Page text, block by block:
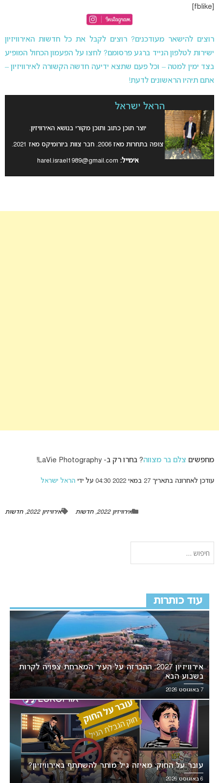
רוצים להישאר מעודכנים? רוצים לקבל את כל חדשות האירוויזיון
ישירות לטלפון הנייד ברגע פרסומם? לחצו על הפעמון הכחול המופיע
בצד ימין למטה – וכל פעם שתצא ידיעה חדשה הקשורה לאירוויזיון –
אתם תיהיו הראשונים לדעת!
הראל ישראל
יוצר תוכן כתוב ותוכן מקורי בנושא האירוויזיון.
צופה בתחרות מאז 2006. חבר צוות ביורומיקס מאז 2021.
אימייל: harel.israel1989@gmail.com
מחפשים צלם בר מצווה? בחרו רק ב- LaVie Photography!
עודכן לאחרונה בתאריך 27 במאי 2022 04:30 על ידי הראל ישראל
אירוויזיון 2022 ,חדשות אירוויזיון 2022 ,חדשות
עוד כותרות
אירוויזיון 2027: ההכרזה על העיר המארחת צפויה לקרות
בשבוע הבא
7 באוגוסט 2026
עובר על החוק: מאיזה גיל מותר להשתתף באירוויזיון?
6 באוגוסט 2026